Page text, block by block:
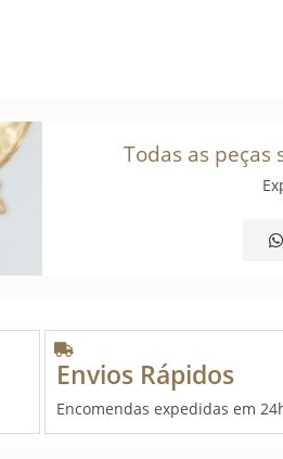
Todas as peças
Envios Rápidos
Encomendas expedidas em